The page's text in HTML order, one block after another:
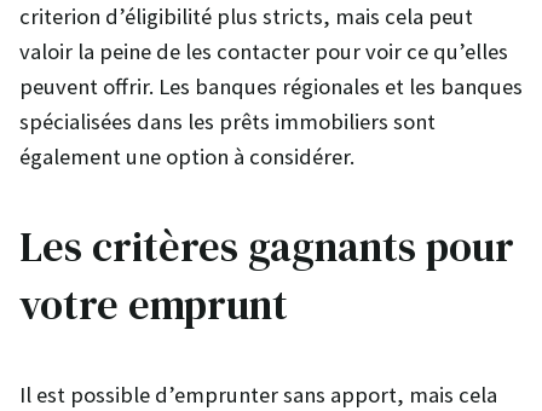
criterion d’éligibilité plus stricts, mais cela peut
valoir la peine de les contacter pour voir ce qu’elles
peuvent offrir. Les banques régionales et les banques
spécialisées dans les prêts immobiliers sont
également une option à considérer.
Les critères gagnants pour
votre emprunt
Il est possible d’emprunter sans apport, mais cela